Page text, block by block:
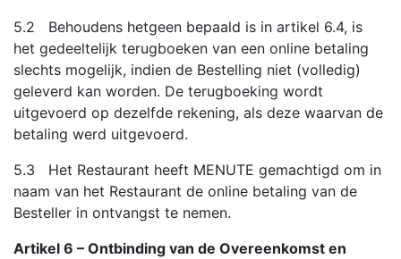
5.2 Behoudens hetgeen bepaald is in artikel 6.4, is
het gedeeltelijk terugboeken van een online betaling
slechts mogelijk, indien de Bestelling niet (volledig)
geleverd kan worden. De terugboeking wordt
uitgevoerd op dezelfde rekening, als deze waarvan de
betaling werd uitgevoerd.
5.3 Het Restaurant heeft MENUTE gemachtigd om in
naam van het Restaurant de online betaling van de
Besteller in ontvangst te nemen.
Artikel 6 – Ontbinding van de Overeenkomst en